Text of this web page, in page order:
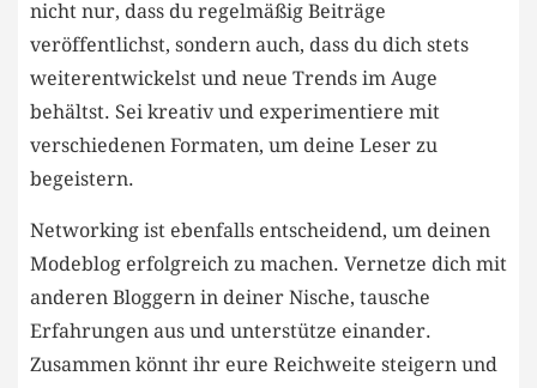
nicht nur,⁢ dass du regelmäßig‌ Beiträge
veröffentlichst, sondern auch, dass du dich stets
⁢weiterentwickelst und neue Trends im Auge
behältst. Sei kreativ‍ und experimentiere mit
verschiedenen Formaten, ‌um deine Leser ⁤zu
⁤begeistern.
Networking ‍ist‌ ebenfalls⁤ entscheidend, um deinen
Modeblog erfolgreich zu machen. Vernetze dich mit
anderen Bloggern in ⁣deiner Nische,‌ tausche
Erfahrungen aus und unterstütze einander.
Zusammen könnt ihr eure‌ Reichweite steigern und